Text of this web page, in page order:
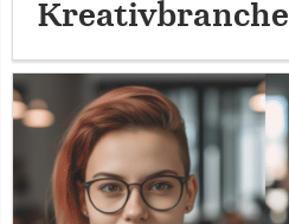
Kreativbranche